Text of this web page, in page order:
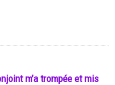
m’a trompée et mis